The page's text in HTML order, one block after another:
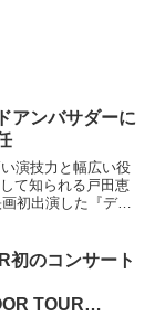
アンバサダーに
演技力と幅広い役
て知られる戸田恵
初出演した『デス
部公安第五課...
初のコンサート
TOUR